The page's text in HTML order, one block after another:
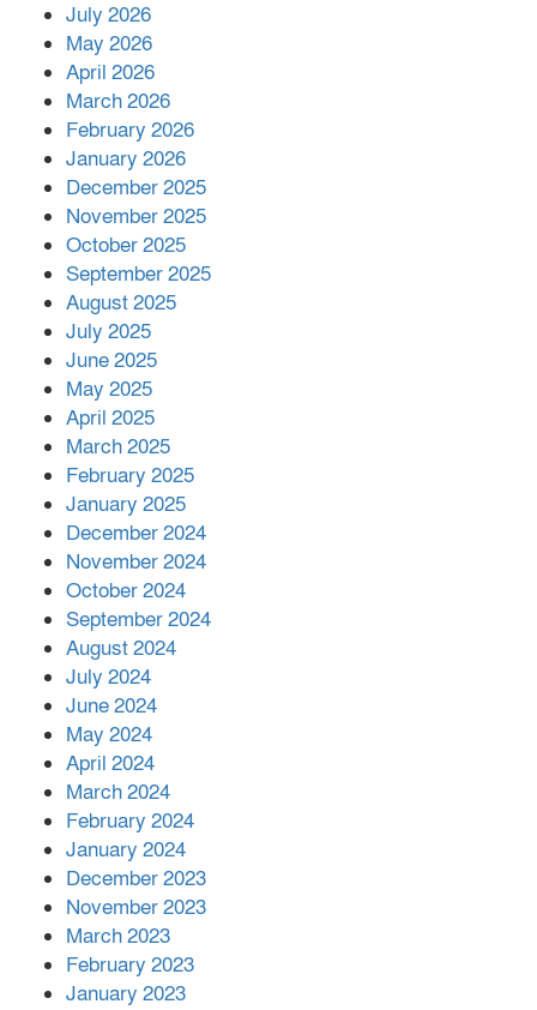
পর ফোন তারেক রহমানের,গ্যাস সঙ্কট
সহায়তা দিলেন সাচিং প্রু জেরী
July 2026
May 2026
April 2026
March 2026
February 2026
January 2026
December 2025
November 2025
October 2025
September 2025
August 2025
July 2025
June 2025
May 2025
April 2025
March 2025
February 2025
January 2025
December 2024
November 2024
October 2024
September 2024
August 2024
July 2024
June 2024
May 2024
April 2024
March 2024
February 2024
January 2024
December 2023
November 2023
March 2023
February 2023
January 2023